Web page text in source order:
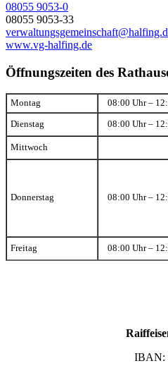
08055 9053-0
08055 9053-33
www.vg-halfing.de
Öffnungszeiten des
Montag 08:00 Uhr –
Dienstag 08:00 Uhr –
Mittwoch
Donnerstag 08:00 Uhr –
Freitag 08:00 Uhr –
IBAN: